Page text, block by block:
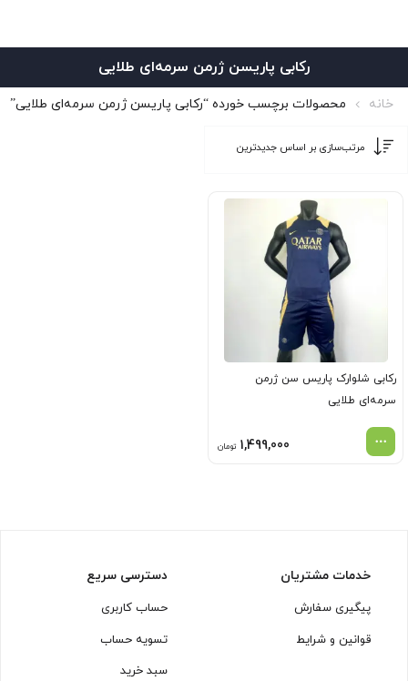
رکابی پاریسن ژرمن سرمه‌ای طلایی
خانه محصولات برچسب خورده “رکابی پاریسن ژرمن سرمه‌ای طلایی”
رکابی شلوارک پاریس سن ژرمن
سرمه‌ای طلایی
1,499,000 تومان
خدمات مشتریان
پیگیری سفارش
قوانین و شرایط
دسترسی سریع
حساب کاربری
تسویه حساب
سبد خرید